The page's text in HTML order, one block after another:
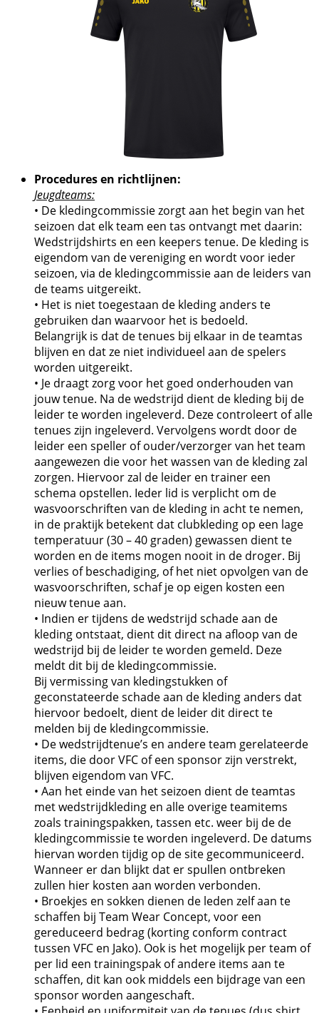
Procedures en richtlijnen:
Jeugdteams:
• De kledingcommissie zorgt aan het begin van het
seizoen dat elk team een tas ontvangt met daarin:
Wedstrijdshirts en een keepers tenue. De kleding is
eigendom van de vereniging en wordt voor ieder
seizoen, via de kledingcommissie aan de leiders van
de teams uitgereikt.
• Het is niet toegestaan de kleding anders te
gebruiken dan waarvoor het is bedoeld.
Belangrijk is dat de tenues bij elkaar in de teamtas
blijven en dat ze niet individueel aan de spelers
worden uitgereikt.
• Je draagt zorg voor het goed onderhouden van
jouw tenue. Na de wedstrijd dient de kleding bij de
leider te worden ingeleverd. Deze controleert of alle
tenues zijn ingeleverd. Vervolgens wordt door de
leider een speller of ouder/verzorger van het team
aangewezen die voor het wassen van de kleding zal
zorgen. Hiervoor zal de leider en trainer een
schema opstellen. Ieder lid is verplicht om de
wasvoorschriften van de kleding in acht te nemen,
in de praktijk betekent dat clubkleding op een lage
temperatuur (30 – 40 graden) gewassen dient te
worden en de items mogen nooit in de droger. Bij
verlies of beschadiging, of het niet opvolgen van de
wasvoorschriften, schaf je op eigen kosten een
nieuw tenue aan.
• Indien er tijdens de wedstrijd schade aan de
kleding ontstaat, dient dit direct na afloop van de
wedstrijd bij de leider te worden gemeld. Deze
meldt dit bij de kledingcommissie.
Bij vermissing van kledingstukken of
geconstateerde schade aan de kleding anders dat
hiervoor bedoelt, dient de leider dit direct te
melden bij de kledingcommissie.
• De wedstrijdtenue’s en andere team gerelateerde
items, die door VFC of een sponsor zijn verstrekt,
blijven eigendom van VFC.
• Aan het einde van het seizoen dient de teamtas
met wedstrijdkleding en alle overige teamitems
zoals trainingspakken, tassen etc. weer bij de de
kledingcommissie te worden ingeleverd. De datums
hiervan worden tijdig op de site gecommuniceerd.
Wanneer er dan blijkt dat er spullen ontbreken
zullen hier kosten aan worden verbonden.
• Broekjes en sokken dienen de leden zelf aan te
schaffen bij Team Wear Concept, voor een
gereduceerd bedrag (korting conform contract
tussen VFC en Jako). Ook is het mogelijk per team of
per lid een trainingspak of andere items aan te
schaffen, dit kan ook middels een bijdrage van een
sponsor worden aangeschaft.